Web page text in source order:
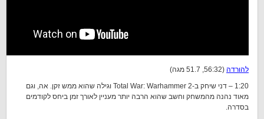
להורדה (56:32, 51.7 מגה)
1:20 – דני שיחק ב-Total War: Warhammer 2 וגילה שהוא ממש זקן. אה, וגם
מאוד נהנה מהמשחק וחשב שהוא הרבה יותר מעניין לאורך זמן ביחס לקודמים
בסדרה.